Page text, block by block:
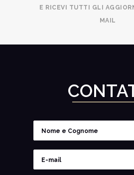
E RICEVI TUTTI GLI
MAIL